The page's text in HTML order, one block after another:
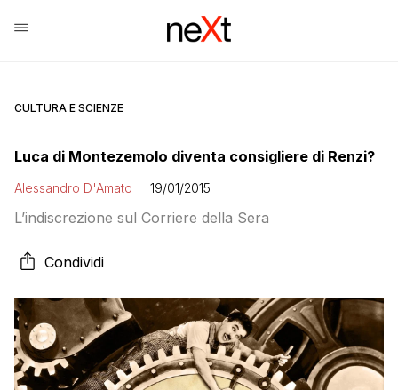
CULTURA E SCIENZE
Luca di Montezemolo diventa consigliere di Renzi?
Alessandro D'Amato 19/01/2015
L’indiscrezione sul Corriere della Sera
Condividi